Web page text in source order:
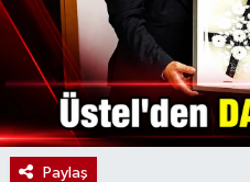
Paylaş